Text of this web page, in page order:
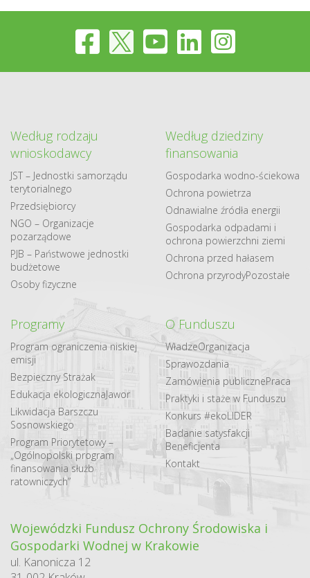
Według rodzaju
wnioskodawcy
JST – Jednostki samorządu
terytorialnego
Przedsiębiorcy
NGO – Organizacje
pozarządowe
PJB – Państwowe jednostki
budżetowe
Osoby fizyczne
Według dziedziny
finansowania
Gospodarka​ wodno​-ściekowa
Ochrona powietrza
Odnawialne​ źródła​ energii
Gospodarka odpadami i
ochrona powierzchni ziemi
Ochrona przed hałasem
Ochrona przyrodyPozostałe
Programy
Program ograniczenia niskiej
emisji
Bezpieczny Strażak
Edukacja ekologicznaJawor
Likwidacja Barszczu
Sosnowskiego
Program Priorytetowy –
„Ogólnopolski program
finansowania służb
ratowniczych”
O Funduszu
WładzeOrganizacja
Sprawozdania
Zamówienia publicznePraca
Praktyki i staże w Funduszu
Konkurs #ekoLIDER
Badanie satysfakcji
Beneficjenta
Kontakt
Wojewódzki Fundusz Ochrony Środowiska i
Gospodarki Wodnej w Krakowie
ul. Kanonicza 12